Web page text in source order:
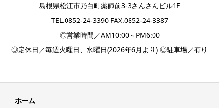
島根県松江市乃白町薬師前3-3さんさんビル1F
TEL.0852-24-3390FAX.0852-24-3387
◎営業時間／AM10:00～PM6:00
◎定休日／毎週火曜日、水曜日(2026年6月より) ◎駐車場／有り
ホーム